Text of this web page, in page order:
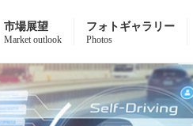
市場展望
Market outlook
フォトギャラリー
Photos